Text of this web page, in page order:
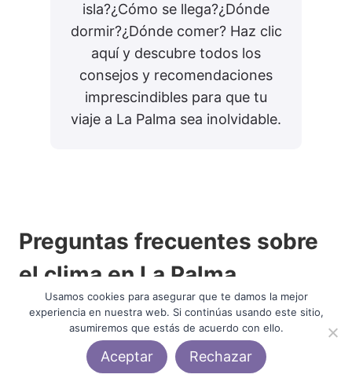
isla?¿Cómo se llega?¿Dónde
dormir?¿Dónde comer? Haz clic
aquí y descubre todos los
consejos y recomendaciones
imprescindibles para que tu
viaje a La Palma sea inolvidable.
Preguntas frecuentes sobre
el clima en La Palma
¿Dónde llueve más en La Palma?
Las mayores precipitaciones se registran
Usamos cookies para asegurar que te damos la mejor
experiencia en nuestra web. Si continúas usando este sitio,
asumiremos que estás de acuerdo con ello.
Aceptar Rechazar